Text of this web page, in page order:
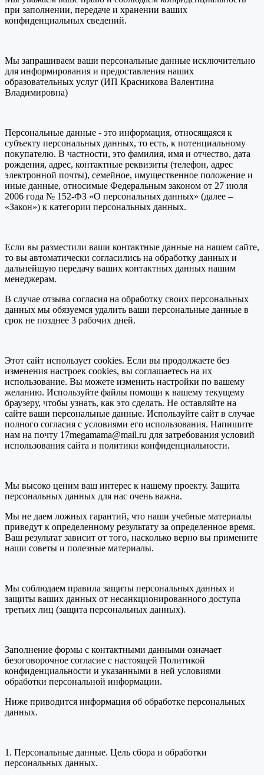
при заполнении, передаче и хранении ваших
конфиденциальных сведений.
Мы запрашиваем ваши персональные данные исключительно
для информирования и предоставления наших
образовательных услуг (ИП Красникова Валентина
Владимировна)
Персональные данные - это информация, относящаяся к
субъекту персональных данных, то есть, к потенциальному
покупателю. В частности, это фамилия, имя и отчество, дата
рождения, адрес, контактные реквизиты (телефон, адрес
электронной почты), семейное, имущественное положение и
иные данные, относимые Федеральным законом от 27 июля
2006 года № 152-ФЗ «О персональных данных» (далее –
«Закон») к категории персональных данных.
Если вы разместили ваши контактные данные на нашем сайте,
то вы автоматически согласились на обработку данных и
дальнейшую передачу ваших контактных данных нашим
менеджерам.
В случае отзыва согласия на обработку своих персональных
данных мы обязуемся удалить ваши персональные данные в
срок не позднее 3 рабочих дней.
Этот сайт использует cookies. Если вы продолжаете без
изменения настроек cookies, вы соглашаетесь на их
использование. Вы можете изменить настройки по вашему
желанию. Используйте файлы помощи к вашему текущему
браузеру, чтобы узнать, как это сделать. Не оставляйте на
сайте ваши персональные данные. Используйте сайт в случае
полного согласия с условиями его использования. Напишите
нам на почту 17megamama@mail.ru для затребования условий
использования сайта и политики конфиденциальности.
Мы высоко ценим ваш интерес к нашему проекту. Защита
персональных данных для нас очень важна.
Мы не даем ложных гарантий, что наши учебные материалы
приведут к определенному результату за определенное время.
Ваш результат зависит от того, насколько верно вы примените
наши советы и полезные материалы.
Мы соблюдаем правила защиты персональных данных и
защиты ваших данных от несанкционированного доступа
третьих лиц (защита персональных данных).
Заполнение формы с контактными данными означает
безоговорочное согласие с настоящей Политикой
конфиденциальности и указанными в ней условиями
обработки персональной информации.
Ниже приводится информация об обработке персональных
данных.
1. Персональные данные. Цель сбора и обработки
персональных данных.